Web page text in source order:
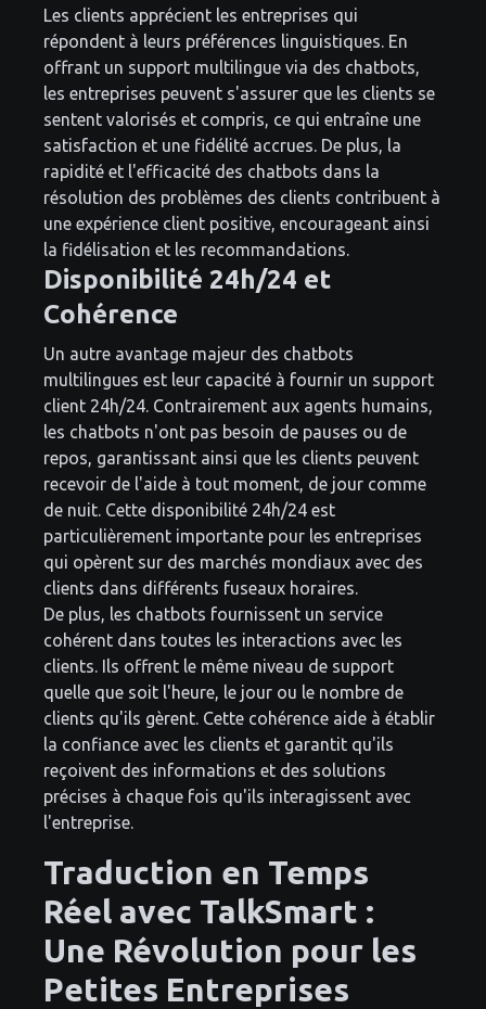
Les clients apprécient les entreprises qui
répondent à leurs préférences linguistiques. En
offrant un support multilingue via des chatbots,
les entreprises peuvent s'assurer que les clients se
sentent valorisés et compris, ce qui entraîne une
satisfaction et une fidélité accrues. De plus, la
rapidité et l'efficacité des chatbots dans la
résolution des problèmes des clients contribuent à
une expérience client positive, encourageant ainsi
la fidélisation et les recommandations.
Disponibilité 24h/24 et
Cohérence
Un autre avantage majeur des chatbots
multilingues est leur capacité à fournir un support
client 24h/24. Contrairement aux agents humains,
les chatbots n'ont pas besoin de pauses ou de
repos, garantissant ainsi que les clients peuvent
recevoir de l'aide à tout moment, de jour comme
de nuit. Cette disponibilité 24h/24 est
particulièrement importante pour les entreprises
qui opèrent sur des marchés mondiaux avec des
clients dans différents fuseaux horaires.
De plus, les chatbots fournissent un service
cohérent dans toutes les interactions avec les
clients. Ils offrent le même niveau de support
quelle que soit l'heure, le jour ou le nombre de
clients qu'ils gèrent. Cette cohérence aide à établir
la confiance avec les clients et garantit qu'ils
reçoivent des informations et des solutions
précises à chaque fois qu'ils interagissent avec
l'entreprise.
Traduction en Temps
Réel avec TalkSmart :
Une Révolution pour les
Petites Entreprises